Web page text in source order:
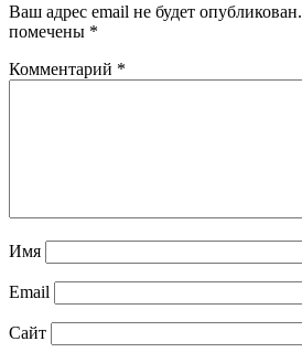
Ваш адрес email не будет опубликован.
помечены *
Комментарий *
Имя
Email
Сайт